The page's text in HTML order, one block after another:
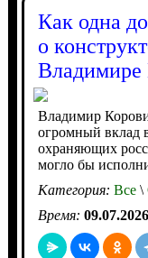
Как одна
о
Владимире
Владимир
огромный вклад
охраняющих
могло бы
Категория: Все\
Время: